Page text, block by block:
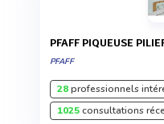
PFAFF PIQUEUSE
PFAFF
28professionnels
1025consultations